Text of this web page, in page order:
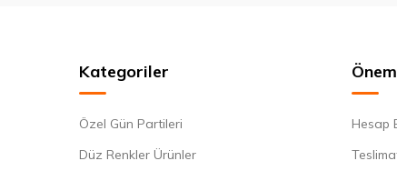
Kategoriler
Özel Gün Partileri
Düz Renkler Ürünler
Hesap